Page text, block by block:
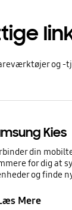
og -
Kies
din
for dig at
og finde
Mere